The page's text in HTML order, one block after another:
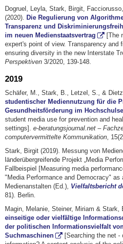
Dogruel, Leyla, Stark, Birgit,
(2020). Die Regulierung von
Transparenz und
im neuen Medienstaatsvertrag
[The
expert's point of view. Transparency and
ensuring diversity in the new Interstate
Perspektiven 3/2020, 139-148.
2019
Schäfer, M., Stark, B., Letzel, S., &
studentischer Mediennutzung für die
Gesundheitsförderung im
student media use for prevention and
settings]. e-beratungsjournal.net –
computervermittelte Kommunikation,
Stark, Birgit (2019). Messung von
länderübergreifende Projekt „Media
Fallbeispiel [Measuring media
"Media Performance and Democracy"
Medienanstalten (Ed.), Vielfaltsbericht
81). Berlin.
Magin, Melanie, Steiner, Miriam & Stark,
einseitige oder vielfältige
der politischen Informationsvielfalt
Suchmaschinen
[Searching the net -